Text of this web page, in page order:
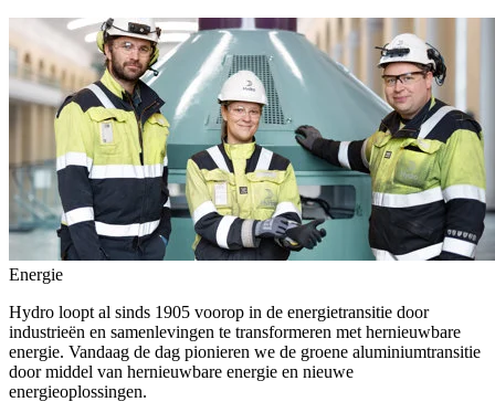
Energie
Hydro loopt al sinds 1905 voorop in de energietransitie door
industrieën en samenlevingen te transformeren met hernieuwbare
energie. Vandaag de dag pionieren we de groene aluminiumtransitie
door middel van hernieuwbare energie en nieuwe
energieoplossingen.